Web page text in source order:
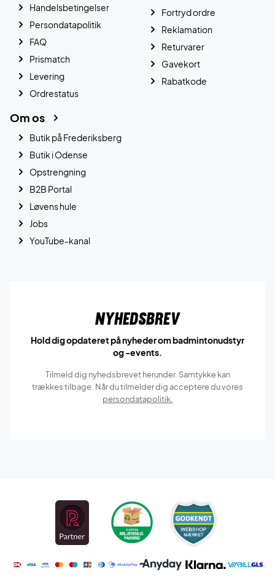
Handelsbetingelser
Persondatapolitik
FAQ
Prismatch
Levering
Ordrestatus
Fortryd ordre
Reklamation
Returvarer
Gavekort
Rabatkode
Om os
Butik på Frederiksberg
Butik i Odense
Opstrengning
B2B Portal
Løvens hule
Jobs
YouTube-kanal
Nyhedsbrev
Hold dig opdateret på nyheder om badmintonudstyr
og -events.
Tilmeld dig nyhedsbrevet herunder. Samtykke kan
trækkes tilbage. Når du tilmelder dig acceptere du vores
persondatapolitik.